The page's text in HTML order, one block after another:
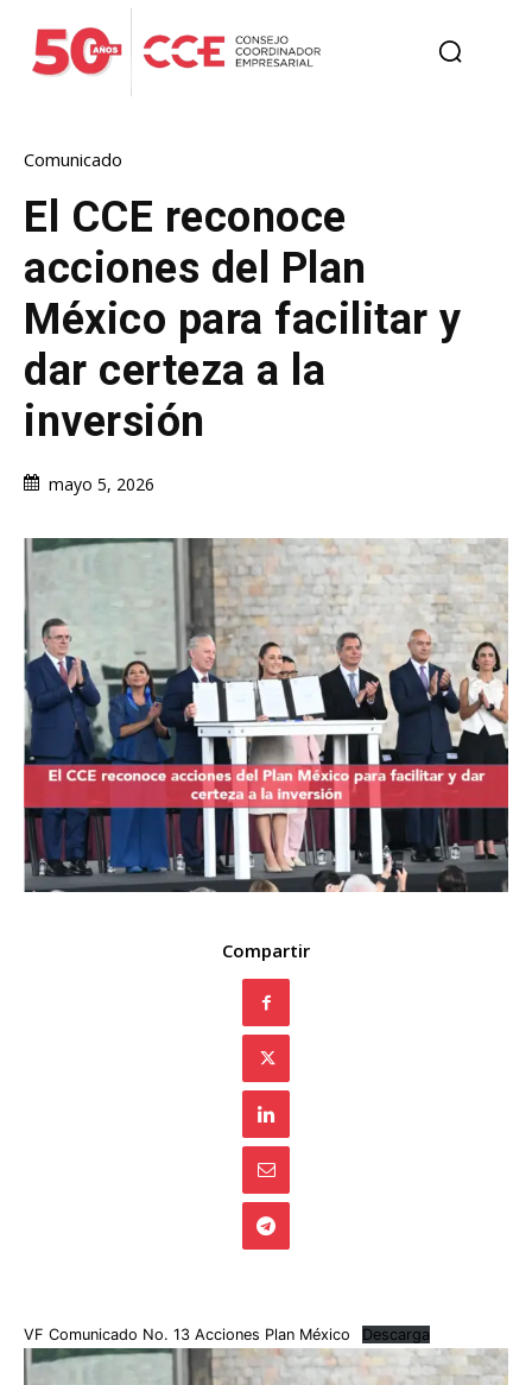
Comunicado
El CCE reconoce
acciones del Plan
México para facilitar y
dar certeza a la
inversión
mayo 5, 2026
Compartir
VF Comunicado No. 13 Acciones Plan México Descarga